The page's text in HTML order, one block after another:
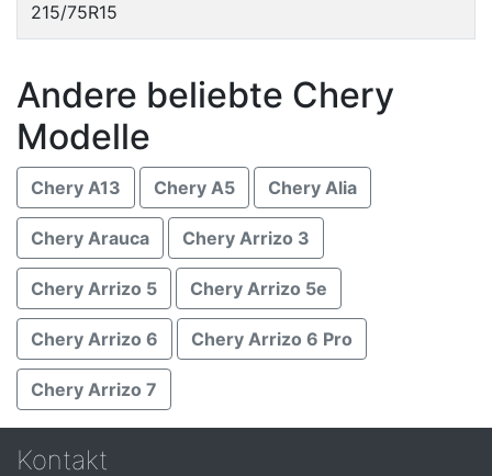
215/75R15
Andere beliebte Chery
Modelle
Chery A13 Chery A5 Chery Alia
Chery Arauca Chery Arrizo 3
Chery Arrizo 5 Chery Arrizo 5e
Chery Arrizo 6 Chery Arrizo 6 Pro
Chery Arrizo 7
Kontakt